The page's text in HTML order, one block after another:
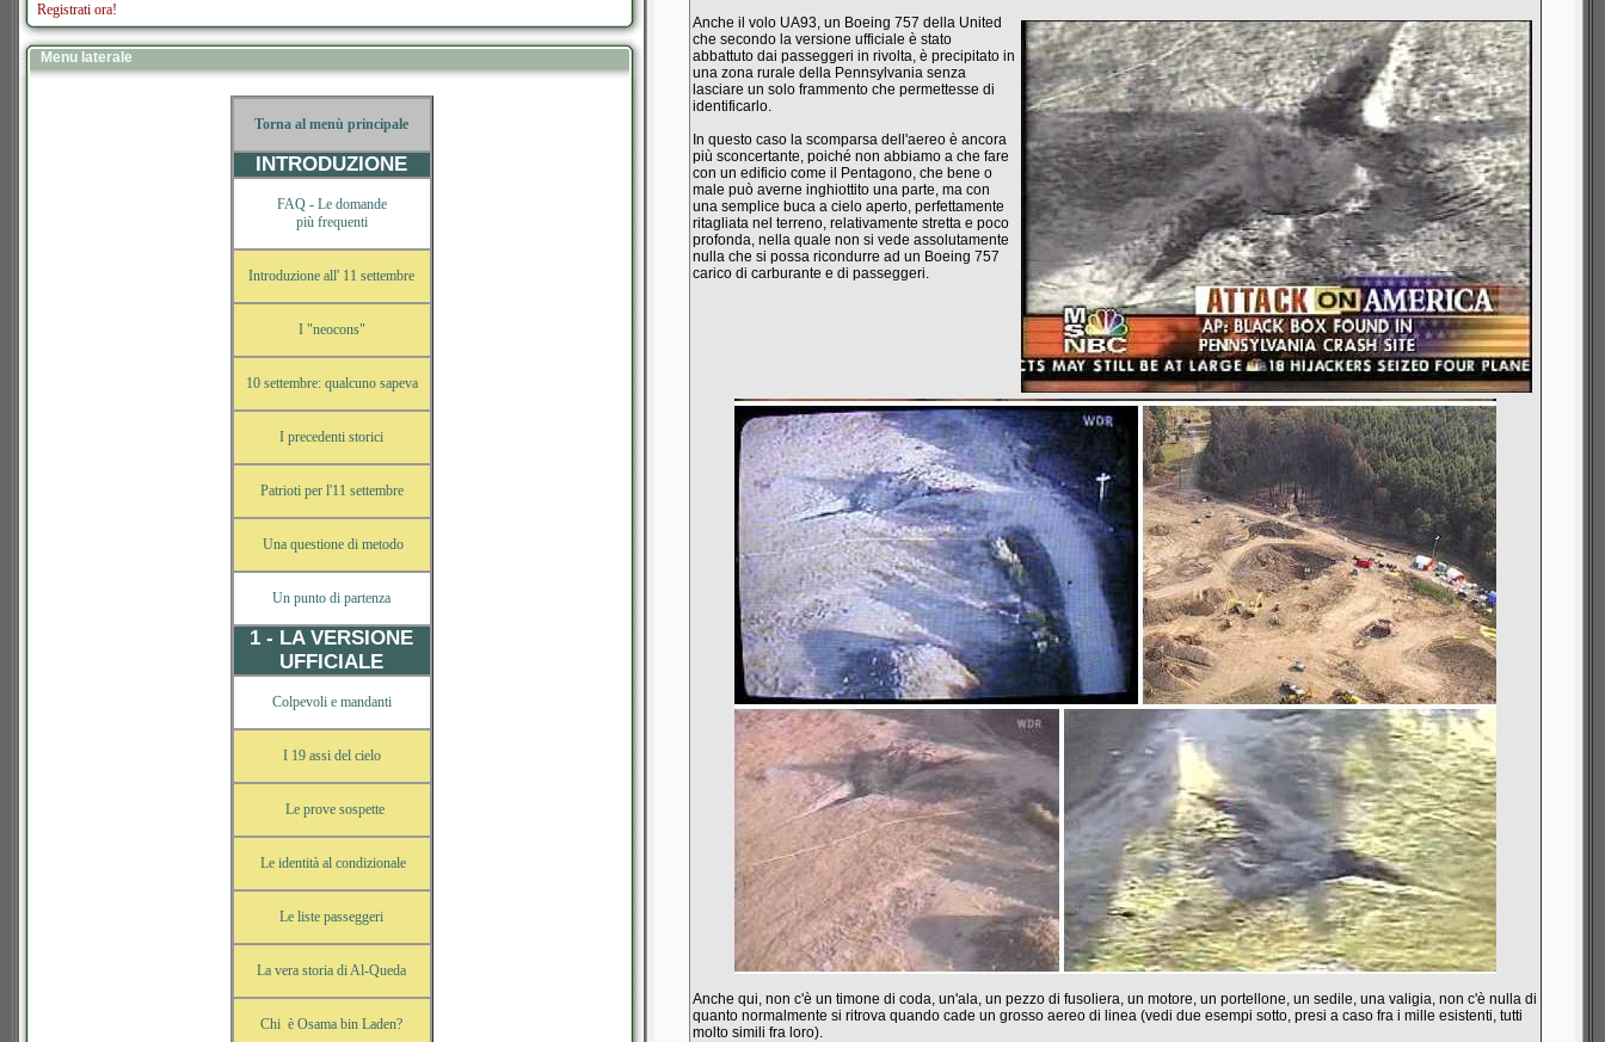
Registrati ora!
Menu laterale
Torna al menù principale
INTRODUZIONE
FAQ - Le domande
più frequenti
Introduzione all' 11 settembre
I "neocons"
10 settembre: qualcuno sapeva
I precedenti storici
Patrioti per l'11 settembre
Una questione di metodo
Un punto di partenza
1 - LA VERSIONE
UFFICIALE
Colpevoli e mandanti
I 19 assi del cielo
Le prove sospette
Le identità al condizionale
Le liste passeggeri
La vera storia di Al-Queda
Chi è Osama bin Laden?
Anche il volo UA93, un Boeing 757 della United
che secondo la versione ufficiale è stato
abbattuto dai passeggeri in rivolta, è precipitato in
una zona rurale della Pennsylvania senza
lasciare un solo frammento che permettesse di
identificarlo.
In questo caso la scomparsa dell'aereo è ancora
più sconcertante, poiché non abbiamo a che fare
con un edificio come il Pentagono, che bene o
male può averne inghiottito una parte, ma con
una semplice buca a cielo aperto, perfettamente
ritagliata nel terreno, relativamente stretta e poco
profonda, nella quale non si vede assolutamente
nulla che si possa ricondurre ad un Boeing 757
carico di carburante e di passeggeri.
Anche qui, non c'è un timone di coda, un'ala, un pezzo di fusoliera, un motore, un portellone, un sedile, una valigia, non c'è nulla di
quanto normalmente si ritrova quando cade un grosso aereo di linea (vedi due esempi sotto, presi a caso fra i mille esistenti, tutti
molto simili fra loro).